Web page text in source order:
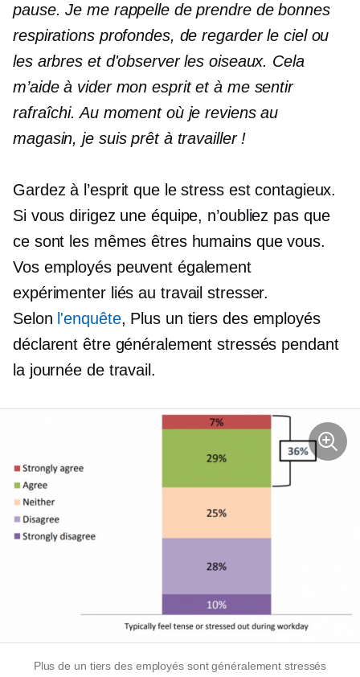
pause. Je me rappelle de prendre de bonnes
respirations profondes, de regarder le ciel ou
les arbres et d'observer les oiseaux. Cela
m’aide à vider mon esprit et à me sentir
rafraîchi. Au moment où je reviens au
magasin, je suis prêt à travailler !
Gardez à l’esprit que le stress est contagieux.
Si vous dirigez une équipe, n’oubliez pas que
ce sont les mêmes êtres humains que vous.
Vos employés peuvent également
expérimenter liés au travail stresser.
Selon l'enquête, Plus un tiers des employés
déclarent être généralement stressés pendant
la journée de travail.
Plus de un tiers des employés sont généralement stressés